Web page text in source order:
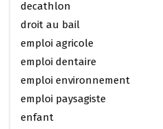
decathlon
droit au bail
emploi agricole
emploi dentaire
emploi environnement
emploi paysagiste
enfant